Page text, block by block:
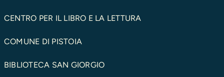
CENTRO PER IL LIBRO E LA LETTURA
COMUNE DI PISTOIA
BIBLIOTECA SAN GIORGIO